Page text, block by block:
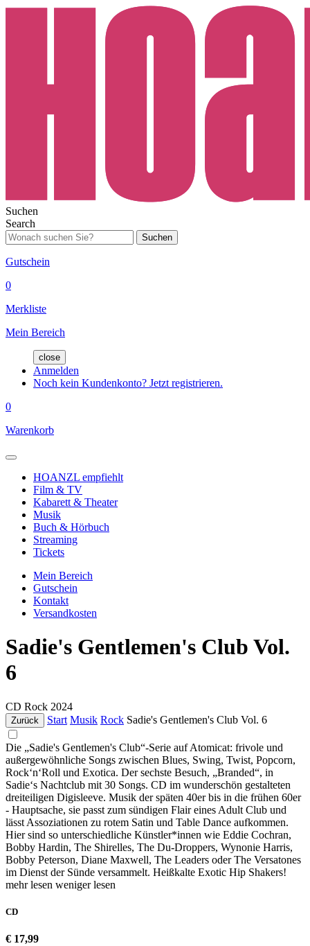
Suchen
Search
Suchen
Gutschein
0
Merkliste
Mein Bereich
close
Anmelden
Noch kein Kundenkonto? Jetzt registrieren.
0
Warenkorb
HOANZL empfiehlt
Film & TV
Kabarett & Theater
Musik
Buch & Hörbuch
Streaming
Tickets
Mein Bereich
Gutschein
Kontakt
Versandkosten
Sadie's Gentlemen's Club Vol.
6
CD Rock 2024
Zurück Start Musik Rock Sadie's Gentlemen's Club Vol. 6
Die „Sadie's Gentlemen's Club“-Serie auf Atomicat: frivole und
außergewöhnliche Songs zwischen Blues, Swing, Twist, Popcorn,
Rock‘n‘Roll und Exotica. Der sechste Besuch, „Branded“, in
Sadie‘s Nachtclub mit 30 Songs. CD im wunderschön gestalteten
dreiteiligen Digisleeve. Musik der späten 40er bis in die frühen 60er
- Hauptsache, sie passt zum sündigen Flair eines Adult Club und
lässt Assoziationen zu rotem Satin und Table Dance aufkommen.
Hier sind so unterschiedliche Künstler*innen wie Eddie Cochran,
Bobby Hardin, The Shirelles, The Du-Droppers, Wynonie Harris,
Bobby Peterson, Diane Maxwell, The Leaders oder The Versatones
im Dienst der Sünde versammelt. Heißkalte Exotic Hip Shakers!
mehr lesen weniger lesen
CD
€ 17,99